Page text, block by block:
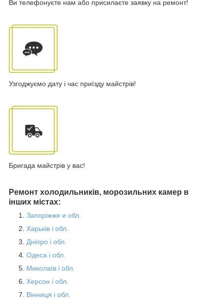
Ви телефонуєте нам або присилаєте заявку на ремонт!
Узгоджуємо дату і час приїзду майстрів!
Бригада майстрів у вас!
Ремонт холодильників, морозильних камер в
інших містах:
Запоріжжя и обл.
Харьків і обл.
Дніпро і обл.
Одеса і обл.
Миколаїв і обл.
Херсон і обл.
Вінниця і обл.